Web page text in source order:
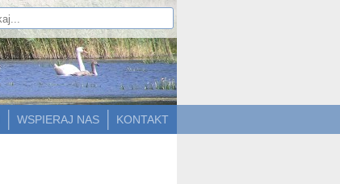
KONTAKT
WSPIERAJ NAS